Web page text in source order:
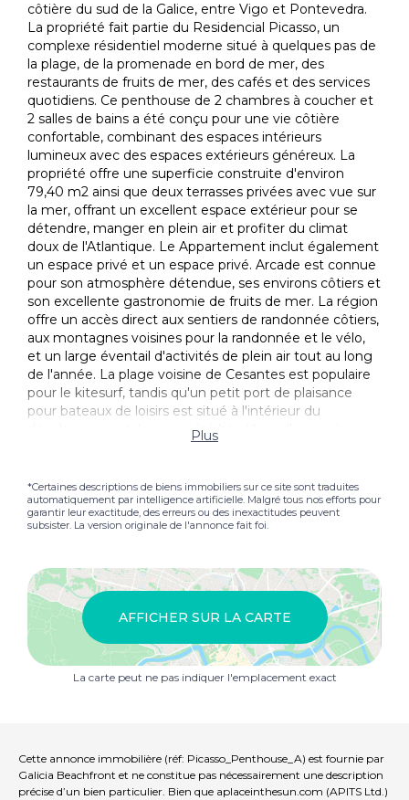
côtière du sud de la Galice, entre Vigo et Pontevedra.
La propriété fait partie du Residencial Picasso, un
complexe résidentiel moderne situé à quelques pas de
la plage, de la promenade en bord de mer, des
restaurants de fruits de mer, des cafés et des services
quotidiens. Ce penthouse de 2 chambres à coucher et
2 salles de bains a été conçu pour une vie côtière
confortable, combinant des espaces intérieurs
lumineux avec des espaces extérieurs généreux. La
propriété offre une superficie construite d'environ
79,40 m2 ainsi que deux terrasses privées avec vue sur
la mer, offrant un excellent espace extérieur pour se
détendre, manger en plein air et profiter du climat
doux de l'Atlantique. Le Appartement inclut également
un espace privé et un espace privé. Arcade est connue
pour son atmosphère détendue, ses environs côtiers et
son excellente gastronomie de fruits de mer. La région
offre un accès direct aux sentiers de randonnée côtiers,
aux montagnes voisines pour la randonnée et le vélo,
et un large éventail d'activités de plein air tout au long
de l'année. La plage voisine de Cesantes est populaire
pour le kitesurf, tandis qu'un petit port de plaisance
pour bateaux de loisirs est situé à l'intérieur du
développement. La propriété bénéficie d'un accès
pratique à Vigo, Pontevedra et Santiago de
environ 16 km. Plusieurs terrains de golf sont
également accessibles en voiture. Residencial Picasso
offre un équilibre idéal entre la vie en bord de mer, le
de retraite ou à long terme.
Plus
*Certaines descriptions de biens immobiliers sur ce site sont traduites
automatiquement par intelligence artificielle. Malgré tous nos efforts pour
garantir leur exactitude, des erreurs ou des inexactitudes peuvent
subsister. La version originale de l'annonce fait foi.
AFFICHER SUR LA CARTE
La carte peut ne pas indiquer l'emplacement exact
Cette annonce immobilière (réf: Picasso_Penthouse_A) est fournie par
Galicia Beachfront et ne constitue pas nécessairement une description
précise d’un bien particulier. Bien que aplaceinthesun.com (APITS Ltd.)